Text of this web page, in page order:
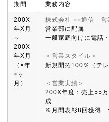
期間 業務内容
200X
年X月
～
200X
年X月
（×年
×ヶ
月）
株式会社 ○○通信 営
営業部に配属
一般家庭向けに電話
＜営業スタイル＞
新規開拓100％（テ
＜営業実績＞
200X年度：売上○○
成
※月間表彰8回獲得